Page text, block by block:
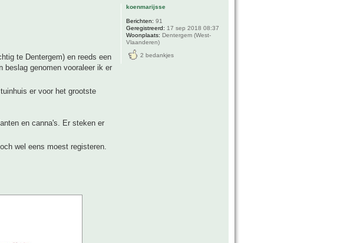
te Dentergem) en reeds een
beslag genomen vooraleer ik er
er voor het grootste
en canna's. Er steken er
wel eens moest registeren.
koenmarijsse
Berichten: 91
Geregistreerd: 17 sep 2018 08:37
Woonplaats: Dentergem (West-
Vlaanderen)
2 bedankjes